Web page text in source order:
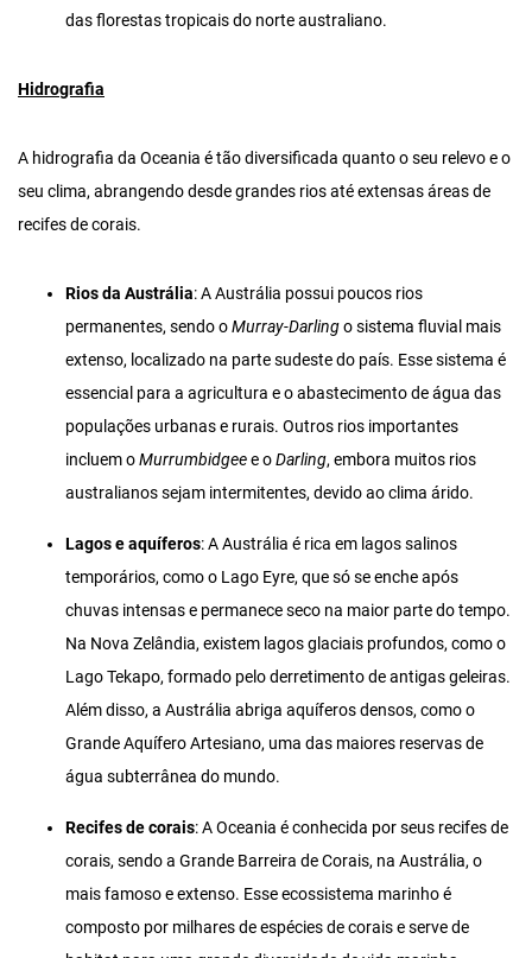
das florestas tropicais do norte australiano.
Hidrografia
A hidrografia da Oceania é tão diversificada quanto o seu relevo e o
seu clima, abrangendo desde grandes rios até extensas áreas de
recifes de corais.
Rios da Austrália: A Austrália possui poucos rios
permanentes, sendo oMurray-Darlingo sistema fluvial mais
extenso, localizado na parte sudeste do país. Esse sistema é
essencial para a agricultura e o abastecimento de água das
populações urbanas e rurais. Outros rios importantes
incluem oMurrumbidgeee oDarling, embora muitos rios
australianos sejam intermitentes, devido ao clima árido.
Lagos e aquíferos: A Austrália é rica em lagos salinos
temporários, como o Lago Eyre, que só se enche após
chuvas intensas e permanece seco na maior parte do tempo.
Na Nova Zelândia, existem lagos glaciais profundos, como o
Lago Tekapo, formado pelo derretimento de antigas geleiras.
Além disso, a Austrália abriga aquíferos densos, como o
Grande Aquífero Artesiano, uma das maiores reservas de
água subterrânea do mundo.
Recifes de corais: A Oceania é conhecida por seus recifes de
corais, sendo a Grande Barreira de Corais, na Austrália, o
mais famoso e extenso. Esse ecossistema marinho é
composto por milhares de espécies de corais e serve de